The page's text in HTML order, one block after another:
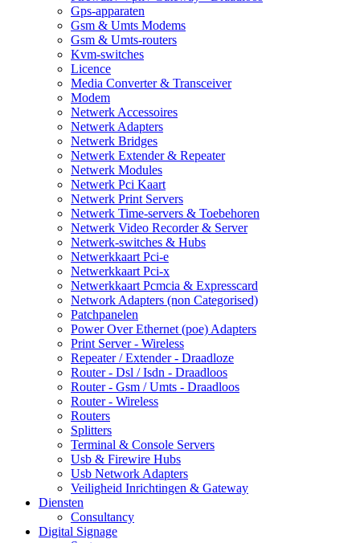
Gps-apparaten
Gsm & Umts Modems
Gsm & Umts-routers
Kvm-switches
Licence
Media Converter & Transceiver
Modem
Netwerk Accessoires
Netwerk Adapters
Netwerk Bridges
Netwerk Extender & Repeater
Netwerk Modules
Netwerk Pci Kaart
Netwerk Print Servers
Netwerk Time-servers & Toebehoren
Netwerk Video Recorder & Server
Netwerk-switches & Hubs
Netwerkkaart Pci-e
Netwerkkaart Pci-x
Netwerkkaart Pcmcia & Expresscard
Network Adapters (non Categorised)
Patchpanelen
Power Over Ethernet (poe) Adapters
Print Server - Wireless
Repeater / Extender - Draadloze
Router - Dsl / Isdn - Draadloos
Router - Gsm / Umts - Draadloos
Router - Wireless
Routers
Splitters
Terminal & Console Servers
Usb & Firewire Hubs
Usb Network Adapters
Veiligheid Inrichtingen & Gateway
Diensten
Consultancy
Digital Signage